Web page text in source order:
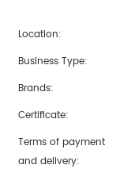
Location:
Business Type:
Brands:
Certificate:
Terms of payment
and delivery: